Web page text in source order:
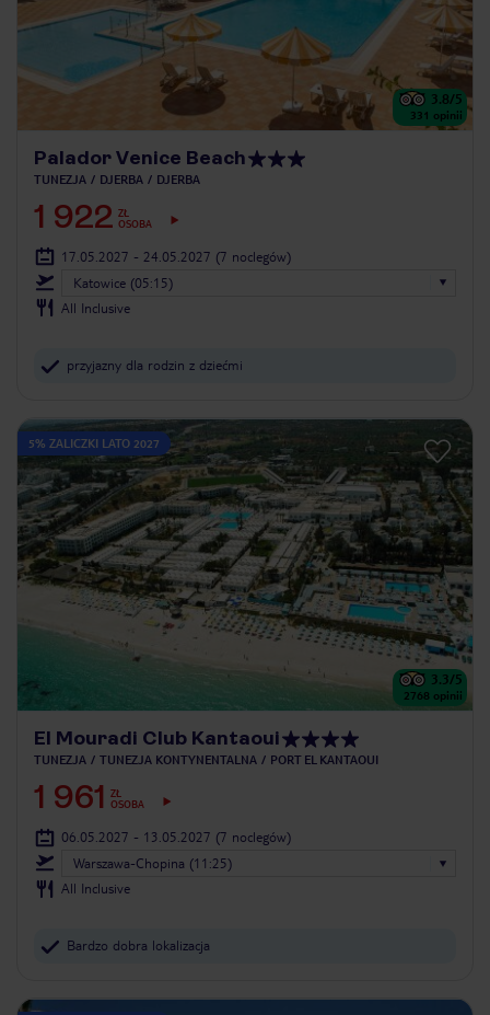
3.8/5
331 opinii
Palador Venice Beach
TUNEZJA DJERBA DJERBA
1 922 ZŁ
OSOBA
17.05.2027 - 24.05.2027 (7 noclegów)
Katowice (05:15)
All Inclusive
przyjazny dla rodzin z dziećmi
5% ZALICZKI LATO 2027
3.3/5
2768 opinii
El Mouradi Club Kantaoui
TUNEZJA TUNEZJA KONTYNENTALNA PORT EL KANTAOUI
1 961
ZŁ
OSOBA
06.05.2027 - 13.05.2027 (7 noclegów)
Warszawa-Chopina (11:25)
All Inclusive
Bardzo dobra lokalizacja